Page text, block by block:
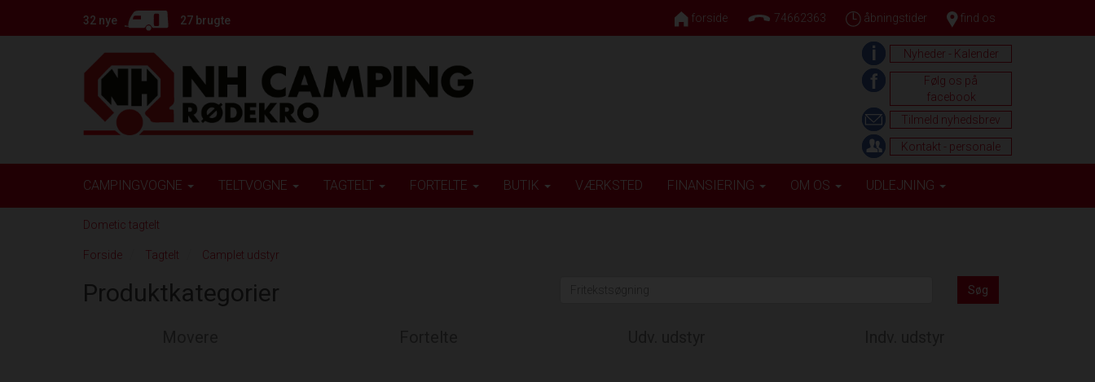
32 nye 27 brugte forside 74662363 åbningstider find os
Nyheder - Kalender
Følg os på
facebook
Tilmeld nyhedsbrev
Kontakt - personale
CAMPINGVOGNE TELTVOGNE TAGTELT FORTELTE BUTIK VÆRKSTED FINANSIERING OM OS UDLEJNING
Dometic tagtelt
Forside Tagtelt Camplet udstyr
Produktkategorier Søg